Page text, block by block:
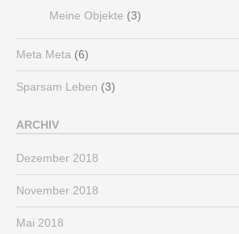
Meine Objekte (3)
Meta Meta (6)
Sparsam Leben (3)
ARCHIV
Dezember 2018
November 2018
Mai 2018